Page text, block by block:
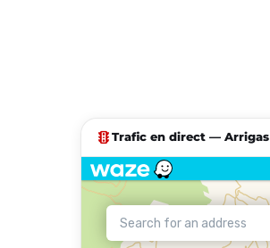
traffic Trafic en direct — Arrigas